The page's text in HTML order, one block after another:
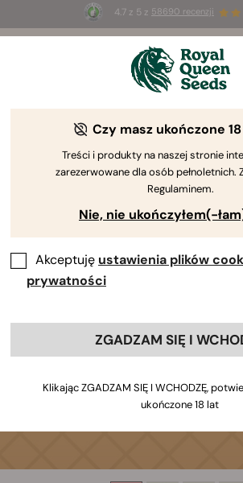
4.7 z 5 z 58690 recenzji
3 nasiona White Widow Auto
Czy masz ukończone
Treści i produkty na naszej stronie
zarezerwowane dla osób pełnoletnich.
Regulaminem.
Nie, nie ukończyłem(-
Akceptuję ustawienia plików
prywatności
ZGADZAM SIĘ I
Klikając ZGADZAM SIĘ I WCHODZĘ,
ukończone 18 lat